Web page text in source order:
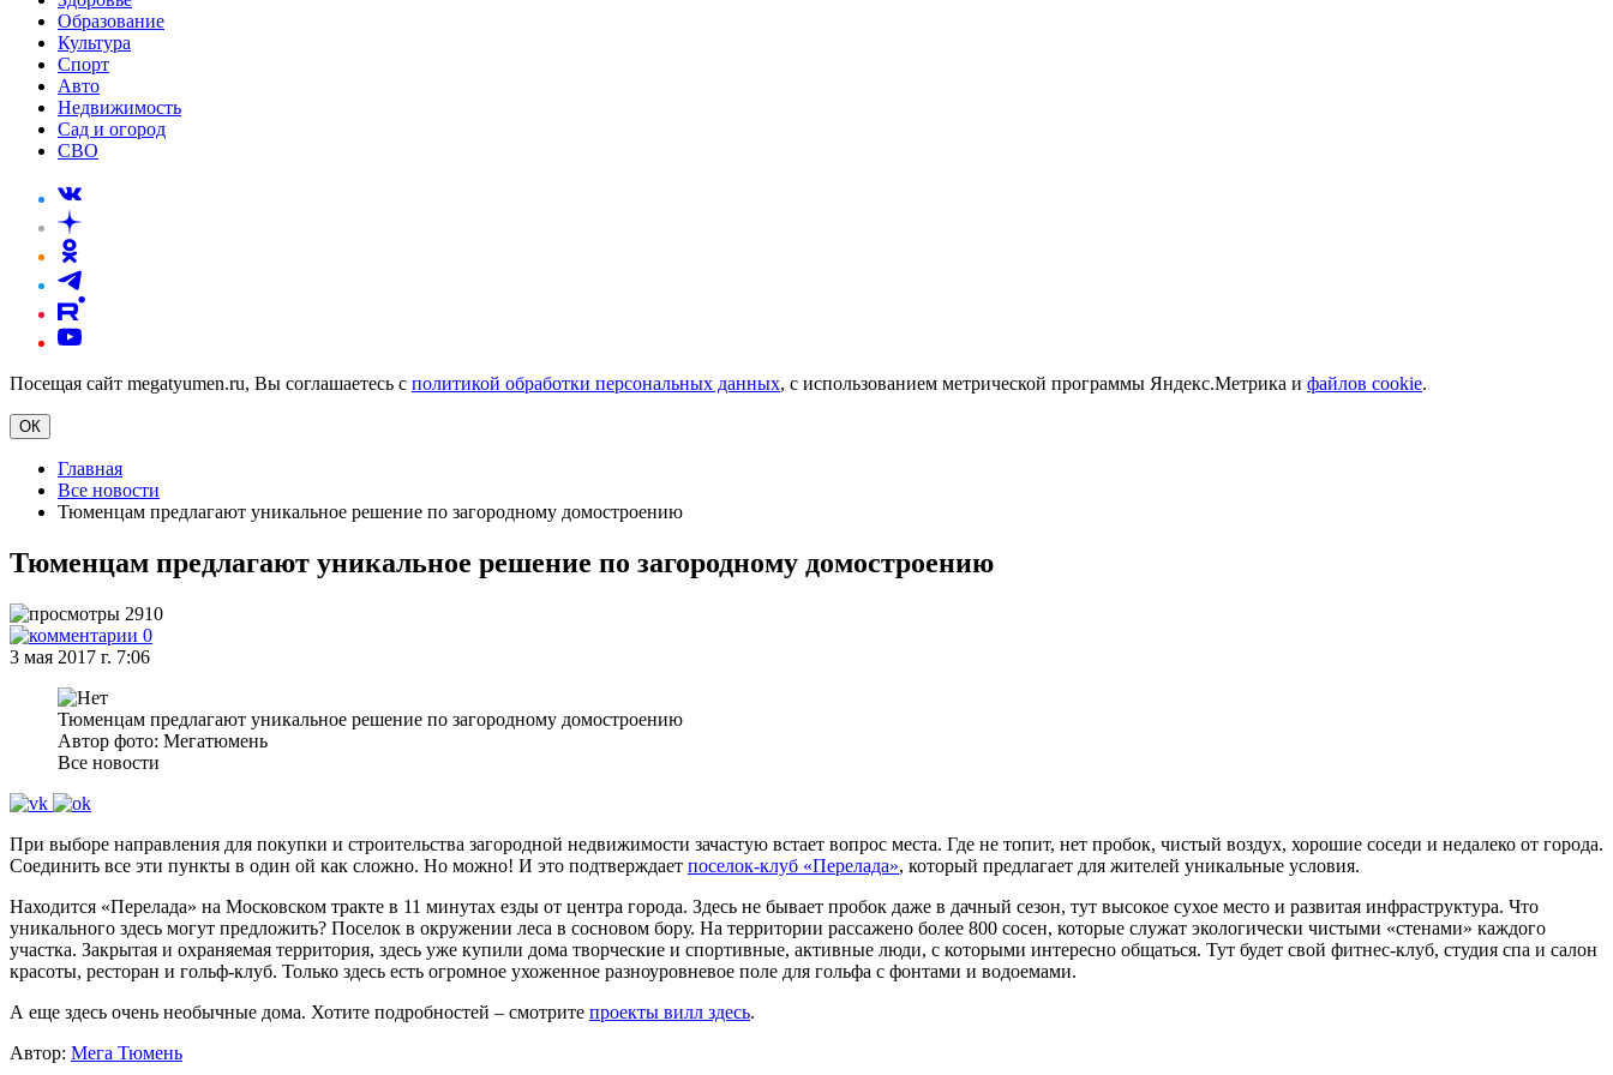
Образование
Культура
Спорт
Авто
Недвижимость
Сад и огород
СВО
Посещая сайт megatyumen.ru, Вы соглашаетесь с политикой обработки персональных данных, с использованием метрической программы Яндекс.Метрика и файлов cookie.
ОК
Главная
Все новости
Тюменцам предлагают уникальное решение по загородному домостроению
Тюменцам предлагают уникальное решение по загородному домостроению
2910
0
3 мая 2017 г. 7:06
Тюменцам предлагают уникальное решение по загородному домостроению
Автор фото: Мегатюмень
Все новости
При выборе направления для покупки и строительства загородной недвижимости зачастую встает вопрос места. Где не топит, нет пробок, чистый воздух, хорошие соседи и недалеко от города.
Соединить все эти пункты в один ой как сложно. Но можно! И это подтверждает поселок-клуб «Перелада», который предлагает для жителей уникальные условия.
Находится «Перелада» на Московском тракте в 11 минутах езды от центра города. Здесь не бывает пробок даже в дачный сезон, тут высокое сухое место и развитая инфраструктура. Что
уникального здесь могут предложить? Поселок в окружении леса в сосновом бору. На территории рассажено более 800 сосен, которые служат экологически чистыми «стенами» каждого
участка. Закрытая и охраняемая территория, здесь уже купили дома творческие и спортивные, активные люди, с которыми интересно общаться. Тут будет свой фитнес-клуб, студия спа и салон
красоты, ресторан и гольф-клуб. Только здесь есть огромное ухоженное разноуровневое поле для гольфа с фонтами и водоемами.
А еще здесь очень необычные дома. Хотите подробностей – смотрите проекты вилл здесь.
Автор: Мега Тюмень